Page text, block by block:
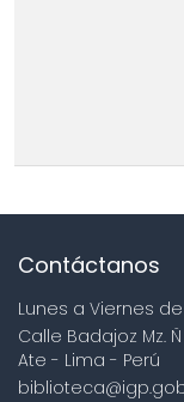
Contáctanos
Lunes a Viernes de
Calle Badajoz Mz.
Ate - Lima - Perú